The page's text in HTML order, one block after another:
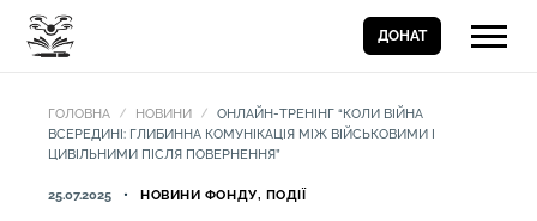
ДОНАТ
ГОЛОВНА НОВИНИ
ОНЛАЙН-ТРЕНІНГ “КОЛИ ВІЙНА
ВСЕРЕДИНІ: ГЛИБИННА КОМУНІКАЦІЯ МІЖ ВІЙСЬКОВИМИ І
ЦИВІЛЬНИМИ ПІСЛЯ ПОВЕРНЕННЯ”
25.07.2025 НОВИНИ ФОНДУ, ПОДІЇ